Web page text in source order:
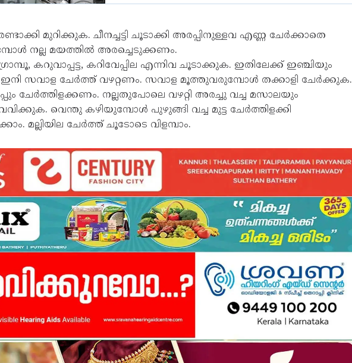
മുറിക്കുക. ചീനച്ചട്ടി ചൂടാക്കി അരപ്പിനുള്ളവ എണ്ണ ചേർക്കാതെ
നല്ല മയത്തിൽ അരച്ചെടുക്കണം.
ഗ്രാമ്പൂ, കറുവാപ്പട്ട, കറിവേപ്പില എന്നിവ ചൂടാക്കുക. ഇതിലേക്ക് ഇഞ്ചിയും
സവാള ചേർത്ത് വഴറ്റണം. സവാള മൂത്തുവരുമ്പോൾ തക്കാളി ചേർക്കുക.
ചേർത്തിളക്കണം. നല്ലതുപോലെ വഴറ്റി അരച്ചു വച്ച മസാലയും
വെന്തു കഴിയുമ്പോൾ പുഴുങ്ങി വച്ച മുട്ട ചേർത്തിളക്കി
മല്ലിയില ചേർത്ത് ചൂടോടെ വിളമ്പാം.